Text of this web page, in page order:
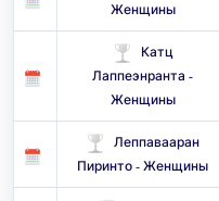
Женщины
Катц
Лаппеэнранта -
Женщины
Леппавааран
Пиринто - Женщины